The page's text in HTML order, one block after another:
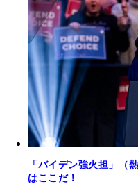
「バイデン強火担」（
はここだ！